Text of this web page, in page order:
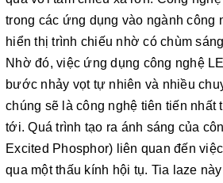
trong các ứng dụng vào ngành công
hiển thị trình chiếu nhờ có chùm
Nhờ đó, việc ứng dụng công nghệ
bước nhảy vọt tự nhiên và nhiều
chúng sẽ là công nghệ tiên tiến nhất
tới. Quá trình tạo ra ánh sáng của
Excited Phosphor) liên quan đến
qua một thấu kính hội tụ. Tia laze